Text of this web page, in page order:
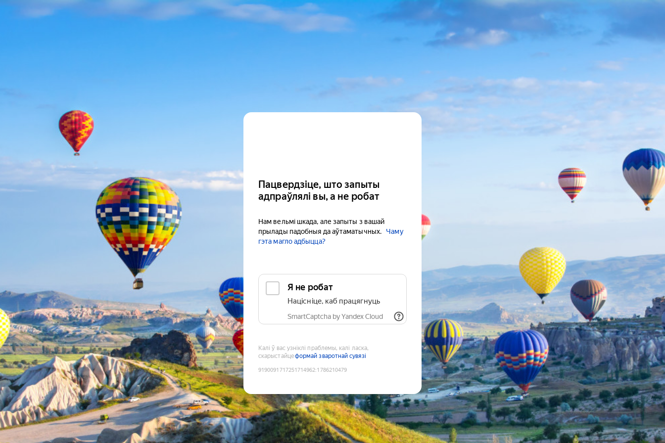
Пацвердзіце, што запыты
адпраўлялі вы, а не робат
Нам вельмі шкада, але запыты з вашай
прылады падобныя да аўтаматычных.
Чаму
гэта магло адбыцца?
Я не робат
Націсніце, каб працягнуць
SmartCaptcha by Yandex Cloud
Калі ў вас узніклі праблемы, калі ласка,
скарыстайцеформай зваротнай сувязі
9190091717251714962:1786210479